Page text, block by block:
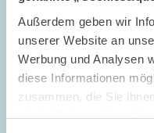
Außerdem geben wir
unserer Website an
Werbung und Analysen
diese Informationen
zusammen, die Sie
sie im Rahmen Ihrer
GESCHÄFTSFÜHRUNG
FACHZEITSCHRIFT //